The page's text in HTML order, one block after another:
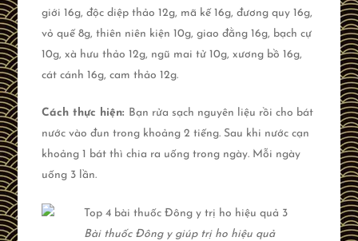
giới 16g, độc diệp thảo 12g, mã kế 16g, đương quy 16g,
vỏ quế 8g, thiên niên kiện 10g, giao đằng 16g, bạch cự
10g, xà hưu thảo 12g, ngũ mai tử 10g, xương bồ 16g,
cát cánh 16g, cam thảo 12g.
Cách thực hiện: Bạn rửa sạch nguyên liệu rồi cho bát
nước vào đun trong khoảng 2 tiếng. Sau khi nước cạn
khoảng 1 bát thì chia ra uống trong ngày. Mỗi ngày
uống 3 lần.
Bài thuốc Đông y giúp trị ho hiệu quả